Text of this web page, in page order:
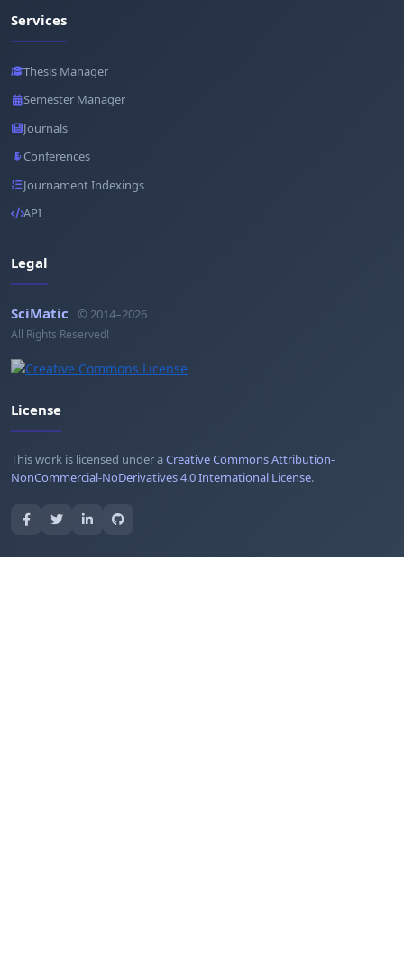
Services
Thesis Manager
Semester Manager
Journals
Conferences
Journament Indexings
API
Legal
SciMatic © 2014–2026
All Rights Reserved!
License
This work is licensed under aCreative Commons Attribution-
NonCommercial-NoDerivatives 4.0 International License.